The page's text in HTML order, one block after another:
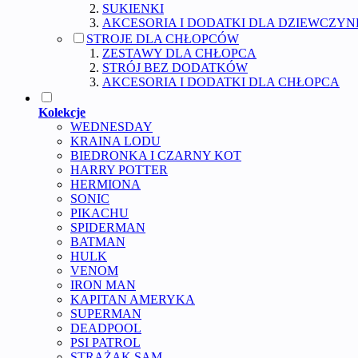
SUKIENKI
AKCESORIA I DODATKI DLA
STROJE DLA CHŁOPCÓW
ZESTAWY DLA CHŁOPCA
STRÓJ BEZ DODATKÓW
AKCESORIA I DODATKI DLA CHŁOPCA
Kolekcje
WEDNESDAY
KRAINA LODU
BIEDRONKA I CZARNY KOT
HARRY POTTER
HERMIONA
SONIC
PIKACHU
SPIDERMAN
BATMAN
HULK
VENOM
IRON MAN
KAPITAN AMERYKA
SUPERMAN
DEADPOOL
PSI PATROL